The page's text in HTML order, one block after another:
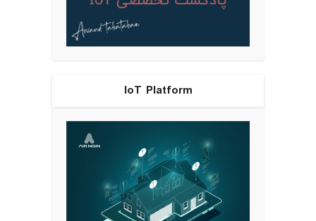
IoT Platform